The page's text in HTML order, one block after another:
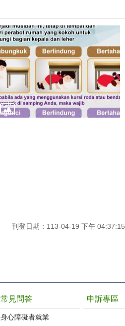
刊登日期：113-04-19 下午 04:37:15
常見問答
身心障礙者就業
申訴專區